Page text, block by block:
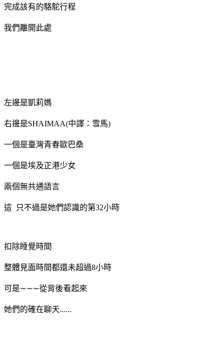
完成該有的駱駝行程
我們離開此處
左邊是凱莉媽
右邊是SHAIMAA(中譯：雪馬)
一個是臺灣青春歐巴桑
一個是埃及正港少女
兩個無共通語言
這 只不過是她們認識的第32小時
扣除睡覺時間
整體見面時間都還未超過8小時
可是∼∼∼從背後看起來
她們的確在聊天......